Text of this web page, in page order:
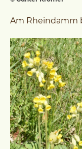
Am Rheindamm